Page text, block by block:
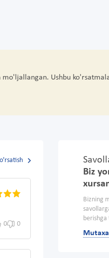
Ushbu
0 0
Biz
Bizning